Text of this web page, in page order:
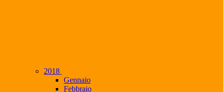
2018
Gennaio
Febbraio